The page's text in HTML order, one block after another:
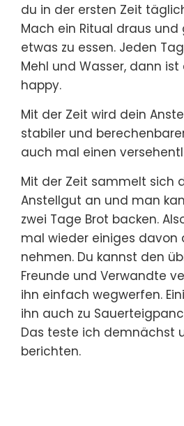
du in der ersten Zeit
Mach ein Ritual draus
etwas zu essen. Jeden
Mehl und Wasser, dann
happy.
Mit der Zeit wird dein
stabiler und
auch mal einen
Mit der Zeit sammelt sich
Anstellgut an und man
zwei Tage Brot backen.
mal wieder einiges davon
nehmen. Du kannst den
Freunde und Verwandte
ihn einfach wegwerfen.
ihn auch zu
Das teste ich demnächst
berichten.